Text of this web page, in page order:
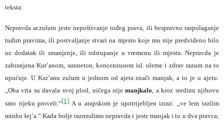
teksta:
Nepravda ar.zulum jeste nepoštivanje tuđeg prava, ili bespravno raspolaganje
tuđim pravima, ili postvaljanje stvari na mjesto koje mu nije predviđeno bilo
uz dodatak ili smanjenje, ili odstupanje u vremenu ili mjestu. Nepravda je
zabranjena Kur’anom, sunneton, koncenzusom isl. uleme i zdrav razum na to
upućuje. U Kur’anu zulum u jednom od ajeta znači manjak, a to je u ajetu:
„Oba vrta su davala svoj plod, ničega nijemanjkalo , a kroz sredinu njihovu
smo rijeku proveli.“[1] A u arapskom je upotrijebljen izraz: „ve lem tazlim
minhu šej’a.“ Kada bolje razmislimo nepravda i jeste manjak i to u dva pravca;